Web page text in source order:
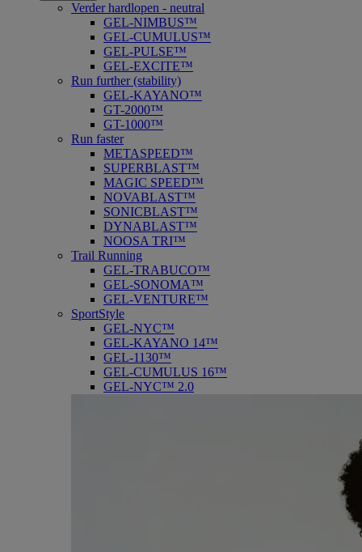
Verder hardlopen - neutral
GEL-NIMBUS™
GEL-CUMULUS™
GEL-PULSE™
GEL-EXCITE™
Run further (stability)
GEL-KAYANO™
GT-2000™
GT-1000™
Run faster
METASPEED™
SUPERBLAST™
MAGIC SPEED™
NOVABLAST™
SONICBLAST™
DYNABLAST™
NOOSA TRI™
Trail Running
GEL-TRABUCO™
GEL-SONOMA™
GEL-VENTURE™
SportStyle
GEL-NYC™
GEL-KAYANO 14™
GEL-1130™
GEL-CUMULUS 16™
GEL-NYC™ 2.0